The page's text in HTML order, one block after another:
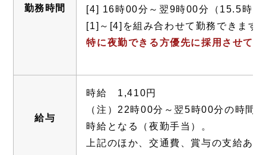
勤務時間
[4] 16時00分～翌9時00分（15.5時間
[1]～[4]を組み合わせて勤務できます
特に夜勤できる方優先に採用させて
給与
時給 1,410円
（注）22時00分～翌5時00分の時間
時給となる（夜勤手当）。
上記のほか、交通費、賞与の支給あり